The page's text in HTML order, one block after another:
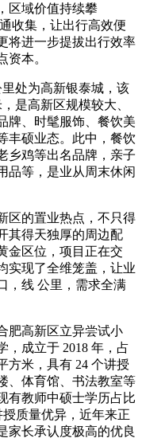
区域价值持续攀
收集，让出行高效便
将进一步提拔出行效率
资本。
处为高新银泰城，该
是高新区规模较大、
牌、时髦服饰、餐饮美
丰硕业态。此中，餐饮
乡鸡等出名品牌，亲子
品等，是业从周末休闲
的置业热点，不只得
其得天独厚的周边配
金区位，项目正在交
实现了全维笼盖，让业
，线 公里，需求全满
高新区立异尝试小
，成立于 2018 年，占
方米，具有 24 个讲授
、体育馆、书法教室等
有教师中硕士学历占比
质量优异，近年来正
家长承认度极高的优良